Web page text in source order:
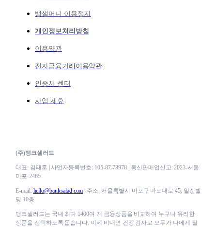
뱅샐머니 이용정지
개인정보처리방침
이용약관
전자금융거래이용약관
인증서 센터
사업 제휴
(주)뱅크샐러드
대표: 김태훈 | 사업자등록번호: 105-87-73978 | 통신판매업신고: 2023-서울
마포-2465
E-mail: hello@banksalad.com | 주소: 서울특별시 마포구 마포대로 45, 일진빌
딩 10층
뱅크샐러드는 국내 최다 1400여 개 금융상품을 비교하여 누구나 유리한
상품을 선택하도록 돕습니다. 이제 비대면 건강 검사로 모두가 나에게 필